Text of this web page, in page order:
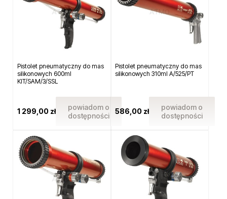
Pistolet pneumatyczny do mas
silikonowych 600ml
KIT/SAM/3/SSL
1 299,00 zł
powiadom o
dostępności
Pistolet pneumatyczny do mas
silikonowych 310ml A/525/PT
586,00 zł
powiadom o
dostępności